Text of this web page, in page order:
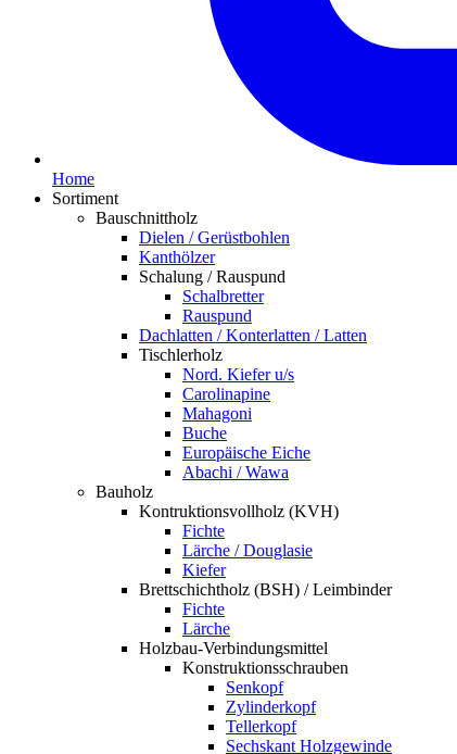
Home
Sortiment
Bauschnittholz
Dielen / Gerüstbohlen
Kanthölzer
Schalung / Rauspund
Schalbretter
Rauspund
Dachlatten / Konterlatten / Latten
Tischlerholz
Nord. Kiefer u/s
Carolinapine
Mahagoni
Buche
Europäische Eiche
Abachi / Wawa
Bauholz
Kontruktionsvollholz (KVH)
Fichte
Lärche / Douglasie
Kiefer
Brettschichtholz (BSH) / Leimbinder
Fichte
Lärche
Holzbau-Verbindungsmittel
Konstruktionsschrauben
Senkopf
Zylinderkopf
Tellerkopf
Sechskant Holzgewinde